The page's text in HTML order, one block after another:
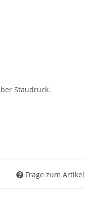
Staudruck.
Frage zum Artikel